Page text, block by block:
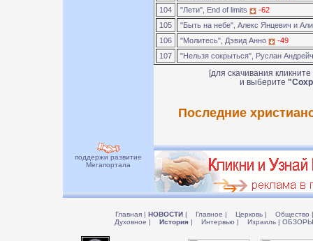
104
"Лети", End of limits
-62
105
"Быть на небе", Алекс Янцевич и
106
"Молитесь", Дэвид Анно
-49
107
"Нельзя сокрыться", Руслан
[для скачивания
и выберите
Последние
поддержи развитие
Мегапортала
Главная | НОВОСТИ | Главное | Церковь | Общество |
Духовное | История | Интервью | Израиль |